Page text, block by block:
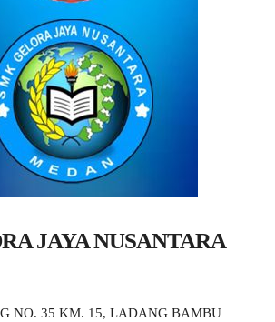
JAYA NUSANTARA
NO. 35 KM. 15, LADANG BAMBU